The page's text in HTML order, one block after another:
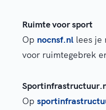
Ruimte voor sport
Op nocnsf.nl lees je
voor ruimtegebrek
Op